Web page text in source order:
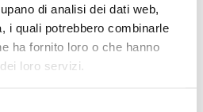
di analisi dei dati web,
i quali potrebbero combinarle
ha fornito loro o che hanno
loro servizi.
Dogana – San Marco.
Múzeumba:
játékok és dinoszaurusz